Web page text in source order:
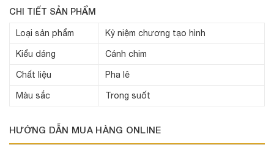
CHI TIẾT SẢN PHẨM
Loại sản phẩm Kỷ niệm chương tạo hình
Kiểu dáng Cánh chim
Chất liệu Pha lê
Màu sắc Trong suốt
HƯỚNG DẪN MUA HÀNG ONLINE